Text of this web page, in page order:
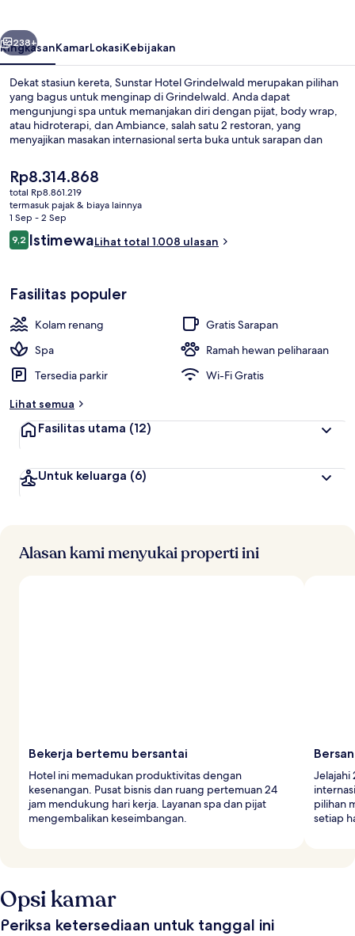
Berikutnya
238+
RingkasanKamarLokasiKebijakan
Dekat stasiun kereta, Sunstar Hotel Grindelwald merupakan pilihan
yang bagus untuk menginap di Grindelwald. Anda dapat
mengunjungi spa untuk memanjakan diri dengan pijat, body wrap,
atau hidroterapi, dan Ambiance, salah satu 2 restoran, yang
menyajikan masakan internasional serta buka untuk sarapan dan
dan klub kesehatan adalah keunggulan lain yang bisa Anda nikmati.
Staf dan sarapan mendapatkan nilai yang bagus dari para traveler.
Harga
saat
ini
Rp8.314.868
Rp8.314.868
total Rp8.861.219
termasuk pajak & biaya lainnya
1 Sep - 2 Sep
Ulasan
9,29,2 dari 10
IstimewaLihat total 1.008 ulasan
Fasilitas populer
Kolam renang
Gratis Sarapan
Spa
Ramah hewan peliharaan
Tersedia parkir
Wi-Fi Gratis
Lihat semua
Fasilitas utama (12)
Untuk keluarga (6)
Alasan kami menyukai properti ini
Bekerja bertemu bersantai
Hotel ini memadukan produktivitas dengan
kesenangan. Pusat bisnis dan ruang pertemuan 24
jam mendukung hari kerja. Layanan spa dan pijat
mengembalikan keseimbangan.
Jelajahi
pilihan
setiap
Opsi kamar
Periksa ketersediaan untuk tanggal ini